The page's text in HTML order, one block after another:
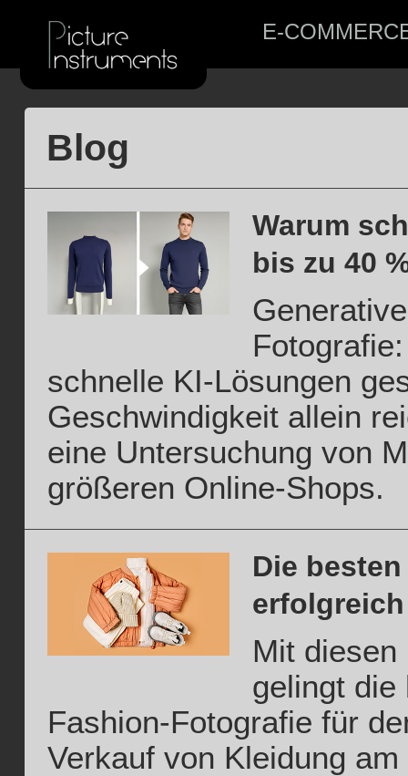
E-
Blog
Warum
bis zu 40
schnelle KI-Lösungen
Geschwindigkeit allein
eine Untersuchung von
größeren Online-Shops.
Die
Mit
gelingt die
Fashion-Fotografie für
Verkauf von Kleidung